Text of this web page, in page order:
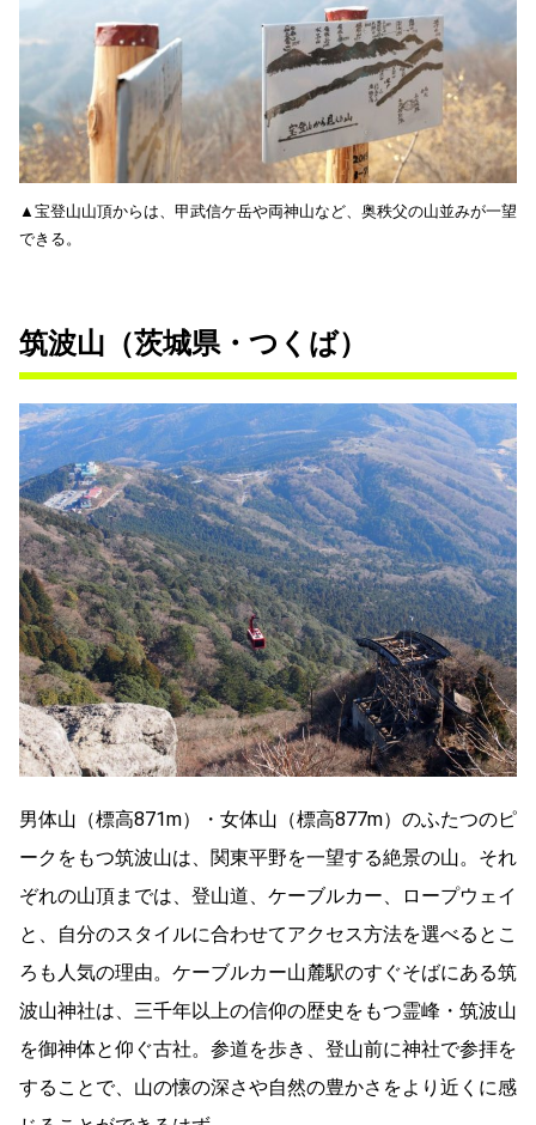
▲宝登山山頂からは、甲武信ケ岳や両神山など、奥秩父の山並みが一望
できる。
筑波山（茨城県・つくば）
男体山（標高871m）・女体山（標高877m）のふたつのピ
ークをもつ筑波山は、関東平野を一望する絶景の山。それ
ぞれの山頂までは、登山道、ケーブルカー、ロープウェイ
と、自分のスタイルに合わせてアクセス方法を選べるとこ
ろも人気の理由。ケーブルカー山麓駅のすぐそばにある筑
波山神社は、三千年以上の信仰の歴史をもつ霊峰・筑波山
を御神体と仰ぐ古社。参道を歩き、登山前に神社で参拝を
することで、山の懐の深さや自然の豊かさをより近くに感